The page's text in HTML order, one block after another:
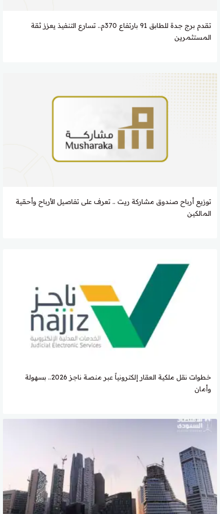
تقدم برج جدة للطابق 91 بارتفاع 370م.. تسارع التنفيذ يعزز ثقة
المستثمرين
توزيع أرباح صندوق مشاركة ريت .. تعرف على تفاصيل الأرباح وأحقية
المالكين
خطوات نقل ملكية العقار إلكترونياً عبر منصة ناجز 2026.. بسهولة
وأمان